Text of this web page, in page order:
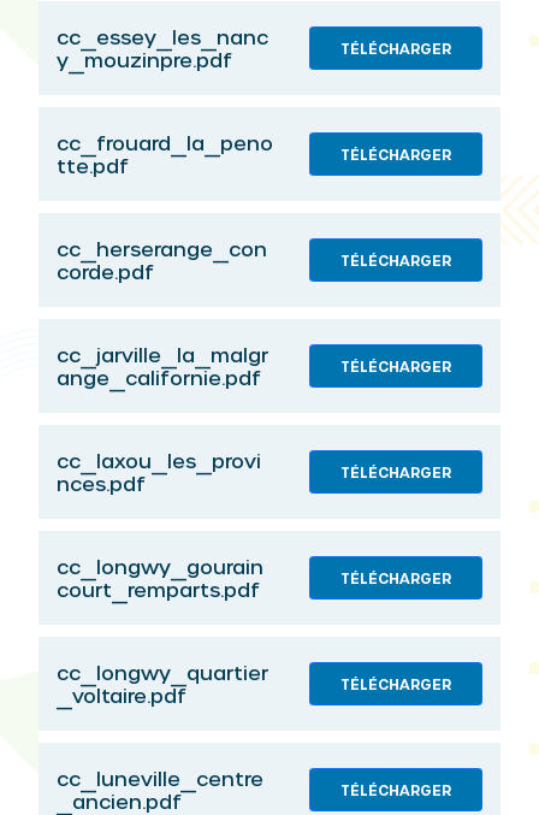
cc_essey_les_nanc
y_mouzinpre.pdf
TÉLÉCHARGER
cc_frouard_la_peno
tte.pdf
TÉLÉCHARGER
cc_herserange_con
corde.pdf
TÉLÉCHARGER
cc_jarville_la_malgr
ange_californie.pdf
TÉLÉCHARGER
cc_laxou_les_provi
nces.pdf
TÉLÉCHARGER
cc_longwy_gourain
court_remparts.pdf
TÉLÉCHARGER
cc_longwy_quartier
_voltaire.pdf
TÉLÉCHARGER
cc_luneville_centre
_ancien.pdf
TÉLÉCHARGER